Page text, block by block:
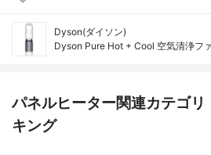
Dyson(ダイソン)
Dyson Pure Hot + Cool 空気清浄フ
パネルヒーター関連カテゴ
キング